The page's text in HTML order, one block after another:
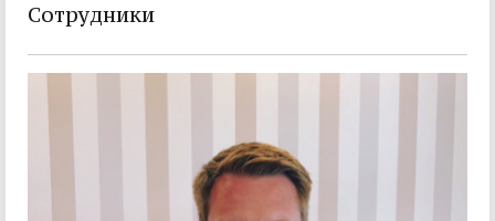
Сотрудники